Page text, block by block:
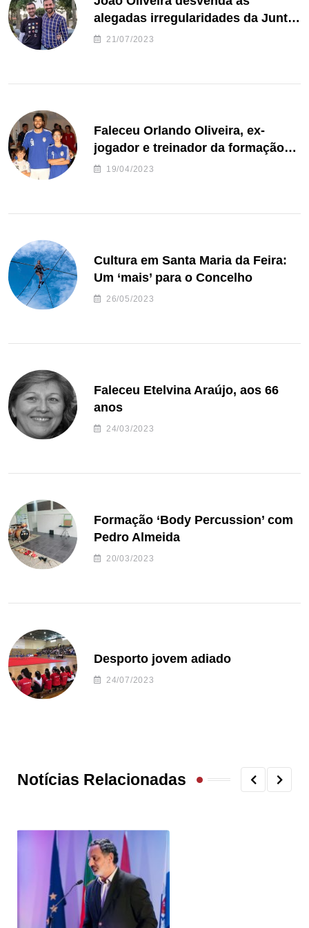
alegadas irregularidades da Junta
de Freguesia S. João de Ver
21/07/2023
Faleceu Orlando Oliveira, ex-
jogador e treinador da formação
de andebol do Feirense
19/04/2023
Cultura em Santa Maria da Feira:
Um ‘mais’ para o Concelho
26/05/2023
Faleceu Etelvina Araújo, aos 66
anos
24/03/2023
Formação ‘Body Percussion’ com
Pedro Almeida
20/03/2023
Desporto jovem adiado
24/07/2023
Notícias Relacionadas